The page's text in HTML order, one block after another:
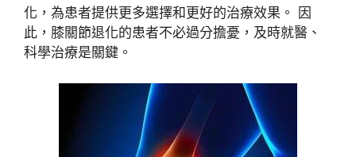
化，為患者提供更多選擇和更好的治療效果。 因
此，膝關節退化的患者不必過分擔憂，及時就醫、
科學治療是關鍵。